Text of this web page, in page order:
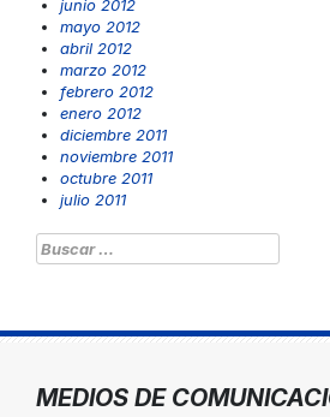
junio 2012
mayo 2012
abril 2012
marzo 2012
febrero 2012
enero 2012
diciembre 2011
noviembre 2011
octubre 2011
julio 2011
Buscar:
MEDIOS DE